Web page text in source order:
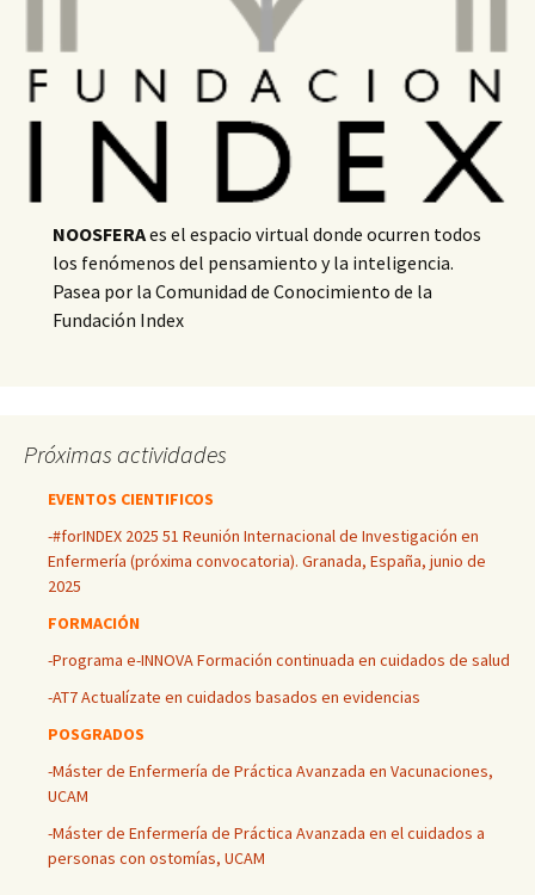
NOOSFERAes el espacio virtual donde ocurren todos
los fenómenos del pensamiento y la inteligencia.
Pasea por la Comunidad de Conocimiento de la
Fundación Index
Próximas actividades
EVENTOS CIENTIFICOS
-#forINDEX 2025 51 Reunión Internacional de Investigación en
Enfermería (próxima convocatoria). Granada, España, junio de
2025
FORMACIÓN
-Programa e-INNOVA Formación continuada en cuidados de salud
-AT7 Actualízate en cuidados basados en evidencias
POSGRADOS
-Máster de Enfermería de Práctica Avanzada en Vacunaciones,
UCAM
-Máster de Enfermería de Práctica Avanzada en el cuidados a
personas con ostomías, UCAM